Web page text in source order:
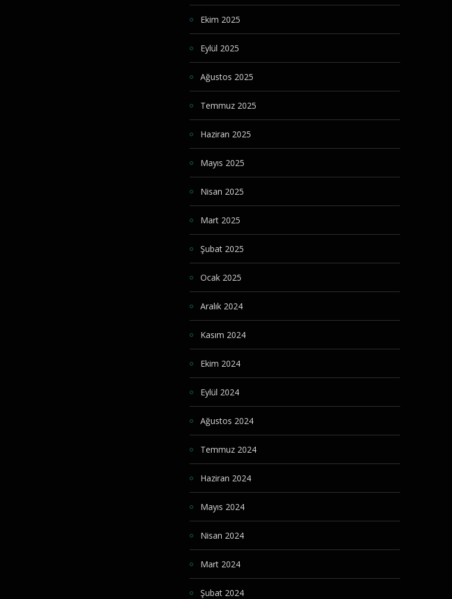
Ekim 2025
Eylül 2025
Ağustos 2025
Temmuz 2025
Haziran 2025
Mayıs 2025
Nisan 2025
Mart 2025
Şubat 2025
Ocak 2025
Aralık 2024
Kasım 2024
Ekim 2024
Eylül 2024
Ağustos 2024
Temmuz 2024
Haziran 2024
Mayıs 2024
Nisan 2024
Mart 2024
Şubat 2024